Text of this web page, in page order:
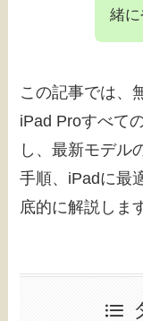
緒
この記事では、
iPad Proすべて
し、最新モデル
手順、iPadに最
底的に解説しま